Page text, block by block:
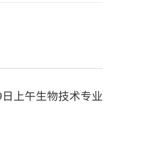
日上午生物技术专业